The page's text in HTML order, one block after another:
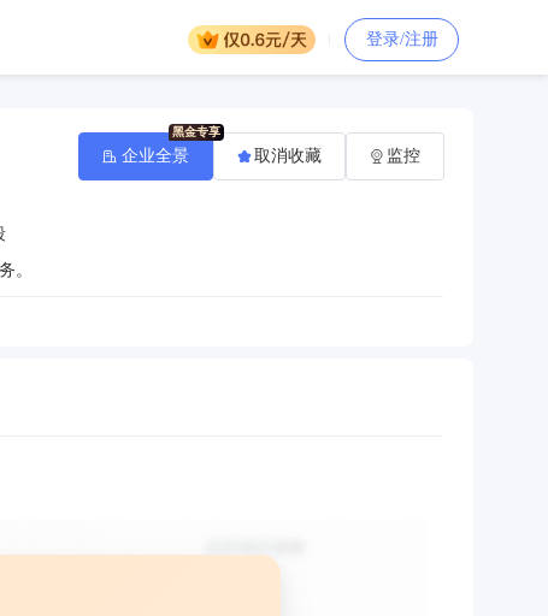
登录/注册
。
企业全景 取消收藏 监控